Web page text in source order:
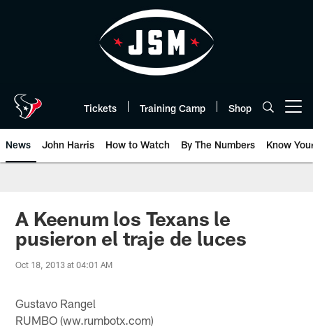
Tickets Training Camp Shop
News John Harris How to Watch By The Numbers Know
A Keenum los Texans le
pusieron el traje de luces
Oct 18, 2013 at 04:01 AM
Gustavo Rangel
RUMBO (ww.rumbotx.com)